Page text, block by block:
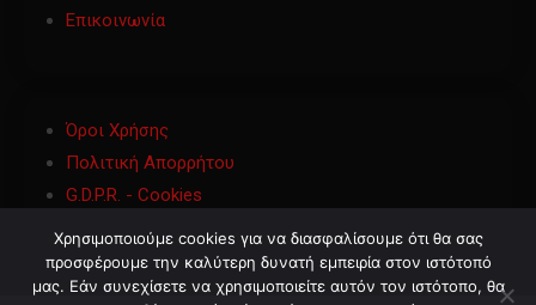
Επικοινωνία
Όροι Χρήσης
Πολιτική Απορρήτου
G.D.P.R. - Cookies
Χρησιμοποιούμε cookies για να διασφαλίσουμε ότι θα σας
προσφέρουμε την καλύτερη δυνατή εμπειρία στον ιστότοπό
μας. Εάν συνεχίσετε να χρησιμοποιείτε αυτόν τον ιστότοπο, θα